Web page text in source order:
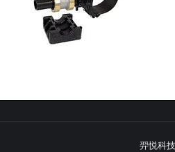
羿悦科